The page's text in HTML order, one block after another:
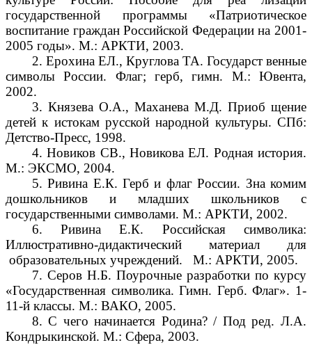
государственной программы «Патриотическое
воспитание граждан Российской Федерации на 2001-
2005 годы». М.: АРКТИ, 2003.
2. Ерохина ЕЛ., Круглова ТА. Государст венные
символы России. Флаг; герб, гимн. М.: Ювента,
2002.
3. Князева О.А., Маханева М.Д. Приоб щение
детей к истокам русской народной культуры. СПб:
Детство-Пресс, 1998.
4. Новиков СВ., Новикова ЕЛ. Родная история.
М.: ЭКСМО, 2004.
5. Ривина Е.К. Герб и флаг России. Зна комим
дошкольников и младших школьников с
государственными символами. М.: АРКТИ, 2002.
6. Ривина Е.К. Российская символика:
Иллюстративно-дидактический материал для
образовательных учреждений. М.: АРКТИ, 2005.
7. Серов Н.Б. Поурочные разработки по курсу
«Государственная символика. Гимн. Герб. Флаг». 1-
11-й классы. М.: ВАКО, 2005.
8. С чего начинается Родина? / Под ред. Л.А.
Кондрыкинской. М.: Сфера, 2003.